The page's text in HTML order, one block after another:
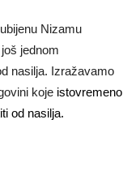
Nizamu
jednom
nasilja. Izražavamo
koje istovremeno
od nasilja.